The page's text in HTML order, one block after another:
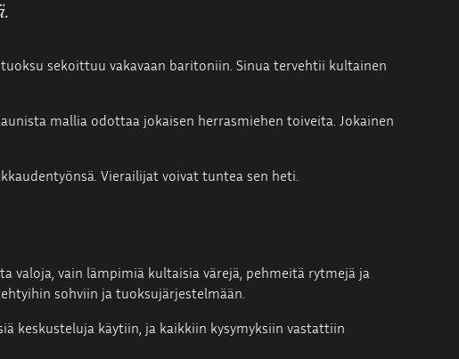
sekoittuu vakavaan baritoniin. Sinua tervehtii kultainen
mallia odottaa jokaisen herrasmiehen toiveita. Jokainen
Vierailijat voivat tuntea sen heti.
valoja, vain lämpimiä kultaisia värejä, pehmeitä rytmejä ja
sohviin ja tuoksujärjestelmään.
keskusteluja käytiin, ja kaikkiin kysymyksiin vastattiin